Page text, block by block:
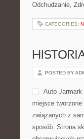
Odchudzanie,
CATEGORIES:
POSTED BY
Auto Jarmark
miejsce
związanych z
sposób. Strona